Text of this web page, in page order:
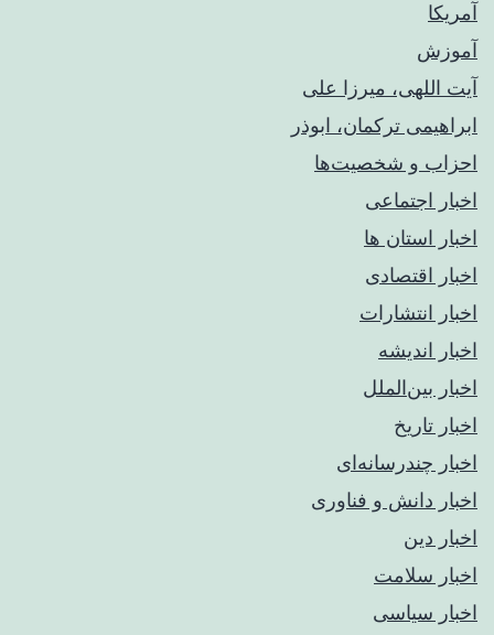
آمریکا
آموزش
آیت اللهی، میرزا علی
ابراهیمی ترکمان، ابوذر
احزاب و شخصیت‌ها
اخبار اجتماعی
اخبار استان ها
اخبار اقتصادی
اخبار انتشارات
اخبار اندیشه
اخبار بین‌الملل
اخبار تاریخ
اخبار چندرسانه‌ای
اخبار دانش و فناوری
اخبار دین
اخبار سلامت
اخبار سیاسی